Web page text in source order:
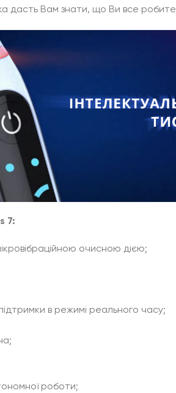
дасть Вам знати, що Ви все
7:
очисною дією;
в режимі реального часу;
роботи;